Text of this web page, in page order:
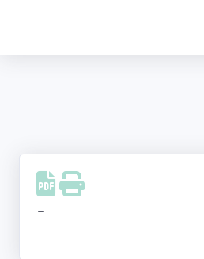
Facebook
Instagram
-